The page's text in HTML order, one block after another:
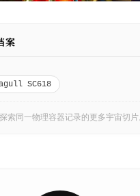
案
SC618
索同一物理容器记录的更多宇宙切片